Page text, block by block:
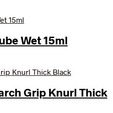
kr..
Wet 15ml
Grip Knurl Thick